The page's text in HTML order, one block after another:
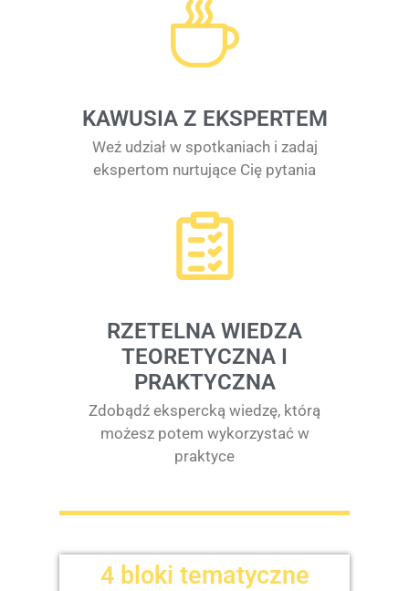
KAWUSIA Z EKSPERTEM
Weź udział w spotkaniach i zadaj
ekspertom nurtujące Cię pytania
RZETELNA WIEDZA
TEORETYCZNA I
PRAKTYCZNA
Zdobądź ekspercką wiedzę, którą
możesz potem wykorzystać w
praktyce
4 bloki tematyczne